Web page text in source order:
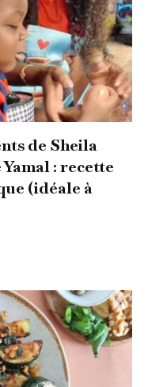
de Sheila
: recette
(idéale à